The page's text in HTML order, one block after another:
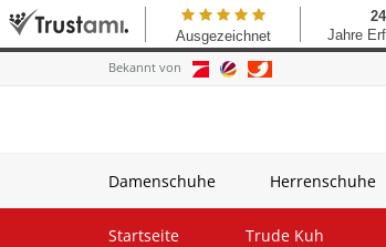
Bekannt von
Damenschuhe Herrenschuhe
Startseite Trude Kuh